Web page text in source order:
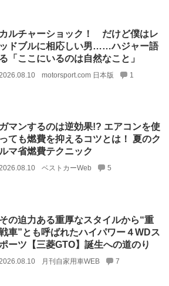
カルチャーショック！ だけど僕はレ
ッドブルに相応しい男……ハジャー語
る「ここにいるのは自然なこと」
motorsport.com 日本版 1
ガマンするのは逆効果!? エアコンを使
っても燃費を抑えるコツとは！ 夏のク
ルマ省燃費テクニック
ベストカーWeb 5
その迫力ある重厚なスタイルから“重
車”とも呼ばれたハイパワー４WDス
ーツ【三菱GTO】誕生への道のり
2026.08.10 月刊自家用車WEB 7